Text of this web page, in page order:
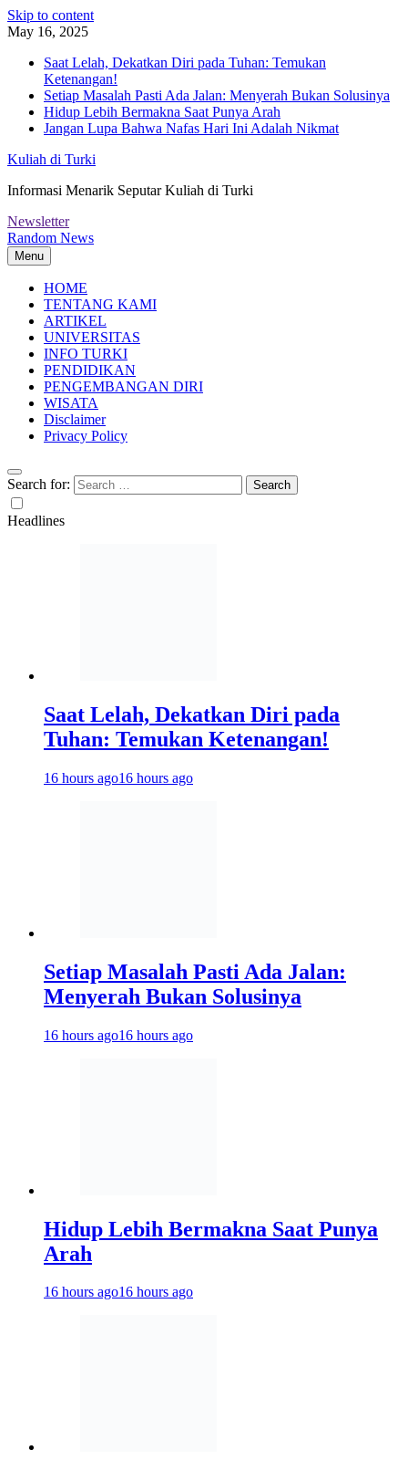
Skip to content
May 16, 2025
Saat Lelah, Dekatkan Diri pada Tuhan: Temukan
Ketenangan!
Setiap Masalah Pasti Ada Jalan: Menyerah Bukan Solusinya
Hidup Lebih Bermakna Saat Punya Arah
Jangan Lupa Bahwa Nafas Hari Ini Adalah Nikmat
Kuliah di Turki
Informasi Menarik Seputar Kuliah di Turki
Newsletter
Random News
Menu
HOME
TENTANG KAMI
ARTIKEL
UNIVERSITAS
INFO TURKI
PENDIDIKAN
PENGEMBANGAN DIRI
WISATA
Disclaimer
Privacy Policy
Search for:
Headlines
Saat Lelah, Dekatkan Diri pada
Tuhan: Temukan Ketenangan!
16 hours ago16 hours ago
Setiap Masalah Pasti Ada Jalan:
Menyerah Bukan Solusinya
16 hours ago16 hours ago
Hidup Lebih Bermakna Saat Punya
Arah
16 hours ago16 hours ago